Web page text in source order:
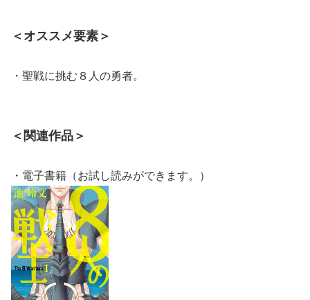
＜オススメ要素＞
・聖戦に挑む８人の勇者。
＜関連作品＞
・電子書籍（お試し読みができます。）